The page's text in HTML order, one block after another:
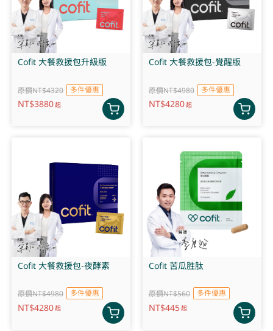
Cofit 大餐救援包升級版
原價NT$4320 多件優惠
NT$3880起
Cofit 大餐救援包-覺醒版
原價NT$4980 多件優惠
NT$4280起
Cofit 大餐救援包-夜酵素
原價NT$4980 多件優惠
NT$4280起
Cofit 苦瓜胜肽
原價NT$560 多件優惠
NT$445起